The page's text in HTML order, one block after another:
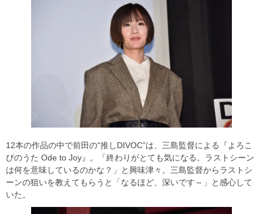
12本の作品の中で前田の“推しDIVOC”は、三島監督による『よろこ
びのうた Ode to Joy』。「終わりがとても気になる。ラストシーン
は何を意味しているのかな？」と興味津々。三島監督からラストシ
ーンの狙いを教えてもらうと「なるほど、深いです～」と感心して
いた。